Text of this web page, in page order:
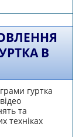
гуртка
В
гуртка
та
техніках